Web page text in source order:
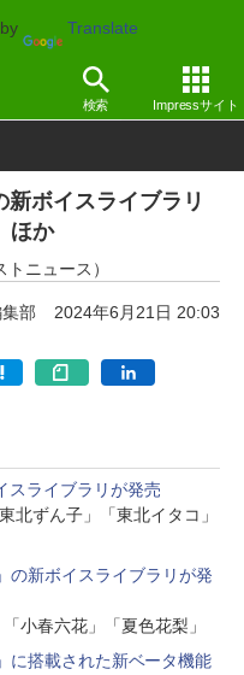
Translate
検索 Impressサイト
アップデート
ボイスライブラリ
ほか
ニュース）
部 2024年6月21日 20:03
スライブラリが発売
北ずん子」「東北イタコ」
の新ボイスライブラリが発
小春六花」「夏色花梨」
に搭載された新ベータ機能